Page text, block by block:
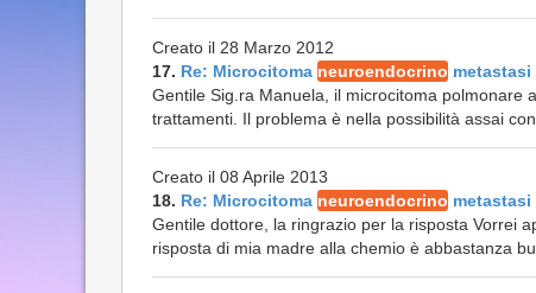
Creato il 28 Marzo 2012
17. Re: Microcitoma neuroendocrino metastasi
Gentile Sig.ra Manuela, il microcitoma polmonare
trattamenti. Il problema è nella possibilità assai
Creato il 08 Aprile 2013
18. Re: Microcitoma neuroendocrino metastasi
Gentile dottore, la ringrazio per la risposta Vorrei
risposta di mia madre alla chemio è abbastanza